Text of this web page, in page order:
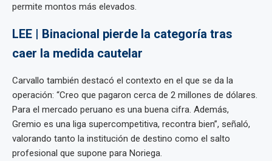
permite montos más elevados.
LEE | Binacional pierde la categoría tras
caer la medida cautelar
Carvallo también destacó el contexto en el que se da la
operación: “Creo que pagaron cerca de 2 millones de dólares.
Para el mercado peruano es una buena cifra. Además,
Gremio es una liga supercompetitiva, recontra bien”, señaló,
valorando tanto la institución de destino como el salto
profesional que supone para Noriega.